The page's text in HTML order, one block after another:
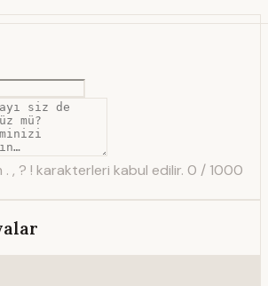
, ? ! karakterleri kabul edilir. 0 / 1000